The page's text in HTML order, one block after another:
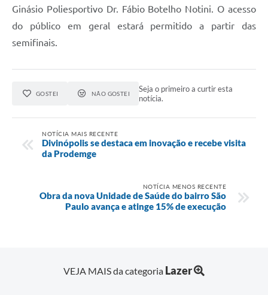
Ginásio Poliesportivo Dr. Fábio Botelho Notini. O acesso
do público em geral estará permitido a partir das
semifinais.
GOSTEI NÃO GOSTEI
Seja o primeiro a curtir esta
notícia.
NOTÍCIA MAIS RECENTE
Divinópolis se destaca em inovação e recebe visita
da Prodemge
NOTÍCIA MENOS RECENTE
Obra da nova Unidade de Saúde do bairro São
Paulo avança e atinge 15% de execução
VEJA MAIS da categoria Lazer